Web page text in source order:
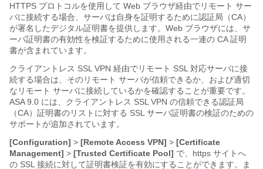
HTTPS プロトコルを使用して Web ブラウザ経由でリモート サー
バに接続する場合、サーバは自身を証明するために認証局（CA）
が署名したデジタル証明書を提供します。Web ブラウザには、サ
ーバ証明書の有効性を検証するために使用される一連の CA 証明
書が含まれています。
クライアントレス SSL VPN 経由でリモート SSL 対応サーバに接
続する場合は、そのリモート サーバが信頼できるか、および適切
なリモート サーバに接続しているかを確認することが重要です。
ASA 9.0 には、クライアントレス SSL VPN の信頼できる認証局
（CA）証明書のリストに対する SSL サーバ証明書の検証のための
サポートが追加されています。
[Configuration] > [Remote Access VPN] > [Certificate
Management] > [Trusted Certificate Pool] で、https サイトへ
の SSL 接続に対して証明書検証を有効にすることができます。ま